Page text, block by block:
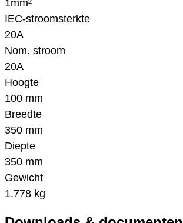
1mm²
IEC-stroomsterkte
20A
Nom. stroom
20A
Hoogte
100 mm
Breedte
350 mm
Diepte
350 mm
Gewicht
1.778 kg